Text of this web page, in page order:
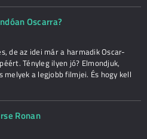
Oscarra?
de az idei már a harmadik Oscar-
Tényleg ilyen jó? Elmondjuk,
a legjobb filmjei. És hogy kell
Ronan